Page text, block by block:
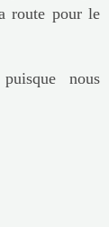
route pour le
nous